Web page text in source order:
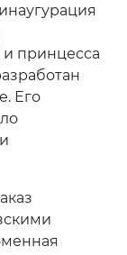
и принцесса
Его